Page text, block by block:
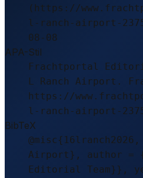
(https://
l-ranch-airport-
08-08
APA-Stil
Frachtportal
L Ranch Airport.
https://
l-ranch-airport-
BibTeX
Airport}, author =
Editorial Team}},